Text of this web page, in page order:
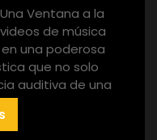
Ventana a la
de música
una poderosa
que no solo
auditiva de una